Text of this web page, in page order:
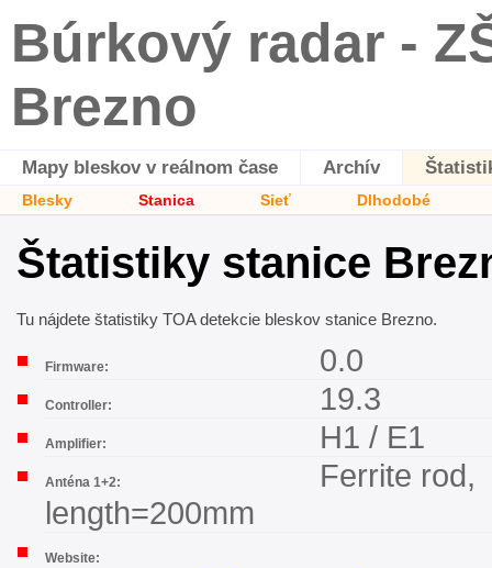
Búrkový radar -
Brezno
Mapy bleskov v reálnom čase Archív
Blesky Stanica Sieť Dlhodobé
Štatistiky stanice
Tu nájdete štatistiky TOA detekcie bleskov stanice Brezno.
Firmware: 0.0
Controller: 19.3
Amplifier: H1 / E1
Anténa 1+2:
Ferrite rod,
length=200mm
Website: